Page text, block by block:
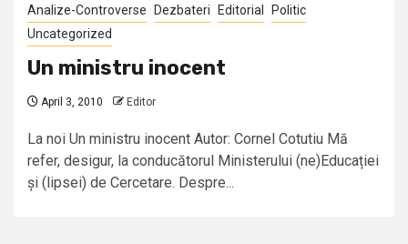
Analize-Controverse Dezbateri Editorial
Politic
Uncategorized
Un ministru inocent
April 3, 2010 Editor
La noi Un ministru inocent Autor: Cornel Cotutiu Mă
refer, desigur, la conducătorul Ministerului (ne)Educației
și (lipsei) de Cercetare. Despre...